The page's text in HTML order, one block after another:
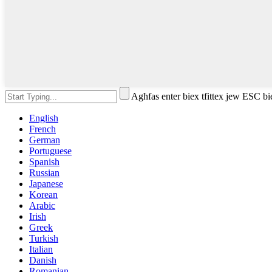
Agħfas enter biex tfittex jew ESC
English
French
German
Portuguese
Spanish
Russian
Japanese
Korean
Arabic
Irish
Greek
Turkish
Italian
Danish